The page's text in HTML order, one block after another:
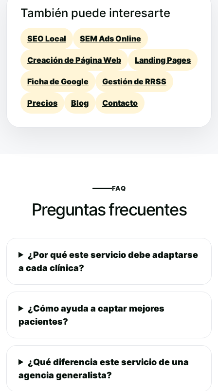
También puede interesarte
SEO Local SEM Ads Online
Creación de Página Web Landing Pages
Ficha de Google Gestión de RRSS
Precios Blog Contacto
FAQ
Preguntas frecuentes
¿Por qué este servicio debe adaptarse
a cada clínica?
¿Cómo ayuda a captar mejores
pacientes?
¿Qué diferencia este servicio de una
agencia generalista?